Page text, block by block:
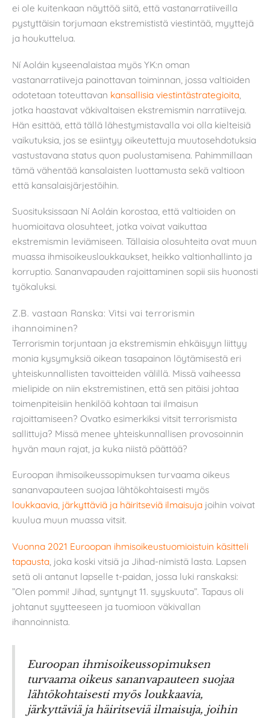
ei ole kuitenkaan näyttöä siitä, että vastanarratiiveilla
pystyttäisin torjumaan ekstremististä viestintää, myyttejä
ja houkuttelua.
Ní Aoláin kyseenalaistaa myös YK:n oman
vastanarratiiveja painottavan toiminnan, jossa valtioiden
odotetaan toteuttavan kansallisia viestintästrategioita
jotka haastavat väkivaltaisen ekstremismin narratiiveja.
Hän esittää, että tällä lähestymistavalla voi olla kielteisiä
vaikutuksia, jos se esiintyy oikeutettuja muutosehdotuksia
vastustavana status quon puolustamisena. Pahimmillaan
tämä vähentää kansalaisten luottamusta sekä valtioon
että kansalaisjärjestöihin.
Suosituksissaan Ní Aoláin korostaa, että valtioiden on
huomioitava olosuhteet, jotka voivat vaikuttaa
ekstremismin leviämiseen. Tällaisia olosuhteita ovat muun
muassa ihmisoikeusloukkaukset, heikko valtionhallinto ja
korruptio. Sananvapauden rajoittaminen sopii siis huonosti
työkaluksi.
Z.B. vastaan Ranska: Vitsi vai terrorismin
ihannoiminen?
Terrorismin torjuntaan ja ekstremismin ehkäisyyn liittyy
monia kysymyksiä oikean tasapainon löytämisestä eri
yhteiskunnallisten tavoitteiden välillä. Missä vaiheessa
mielipide on niin ekstremistinen, että sen pitäisi johtaa
toimenpiteisiin henkilöä kohtaan tai ilmaisun
rajoittamiseen? Ovatko esimerkiksi vitsit terrorismista
sallittuja? Missä menee yhteiskunnallisen provosoinnin
hyvän maun rajat, ja kuka niistä päättää?
Euroopan ihmisoikeussopimuksen turvaama oikeus
sananvapauteen suojaa lähtökohtaisesti myös
loukkaavia, järkyttäviä ja häiritseviä ilmaisuja joihin voivat
kuulua muun muassa vitsit.
Vuonna 2021 Euroopan ihmisoikeustuomioistuin käsitteli
tapausta, joka koski vitsiä ja Jihad-nimistä lasta. Lapsen
setä oli antanut lapselle t-paidan, jossa luki ranskaksi:
”Olen pommi! Jihad, syntynyt 11. syyskuuta”. Tapaus oli
johtanut syytteeseen ja tuomioon väkivallan
ihannoinnista.
Euroopan ihmisoikeussopimuksen
turvaama oikeus sananvapauteen suojaa
lähtökohtaisesti myös loukkaavia,
järkyttäviä ja häiritseviä ilmaisuja, joihin